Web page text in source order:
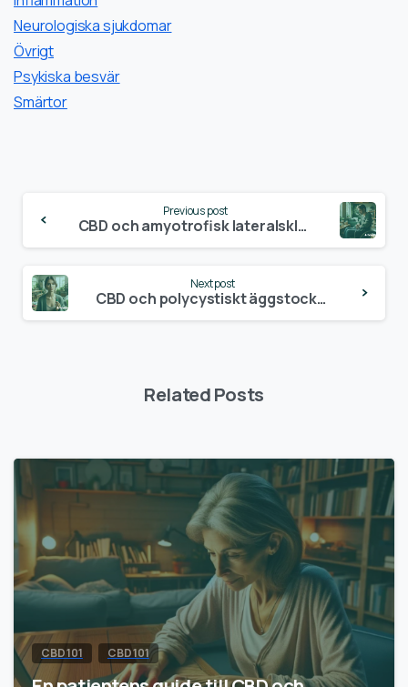
Neurologiska sjukdomar
Övrigt
Psykiska besvär
Smärtor
Reading
Previous post
CBD och amyotrofisk lateralskleros (ALS)
Next post
CBD och polycystiskt äggstockssyndrom (PCOS)
Related Posts
CBD 101 CBD 101